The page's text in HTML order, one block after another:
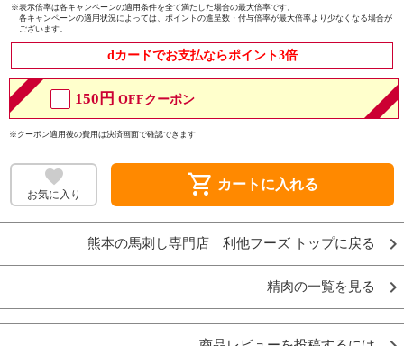
※表示倍率は各キャンペーンの適用条件を全て満たした場合の最大倍率です。
各キャンペーンの適用状況によっては、ポイントの進呈数・付与倍率が最大倍率より少なくなる場合が
ございます。
dカードでお支払ならポイント3倍
150円 OFFクーポン
※クーポン適用後の費用は決済画面で確認できます
お気に入り shopping_cart カートに入れる
熊本の馬刺し専門店 利他フーズ トップに戻る
精肉の一覧を見る